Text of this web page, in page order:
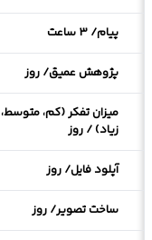
پیام/ 3 ساعت
پژوهش عمیق/ روز
میزان تفکر (کم، متوسط،
زیاد) / روز
آپلود فایل/ روز
ساخت تصویر/ روز